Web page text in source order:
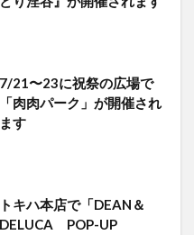
7/21〜23に祝祭の広場で
「肉肉パーク」が開催され
ます
トキハ本店で「DEAN＆
DELUCA POP-UP